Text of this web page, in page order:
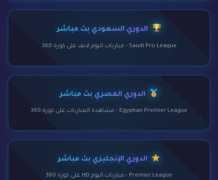
الدوري السعودي بث مباشر
Saudi Pro League - مباريات اليوم لايف على كورة 360
الدوري المصري بث مباشر
Egyptian Premier League - مشاهدة المباريات على كورة 360
الدوري الإنجليزي بث مباشر
Premier League - مباريات اليوم HD على كورة 360